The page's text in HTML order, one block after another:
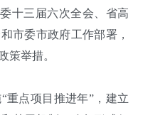
十三届六次全会、省高
市委市政府工作部署，
策举措。
重点项目推进年”，建立